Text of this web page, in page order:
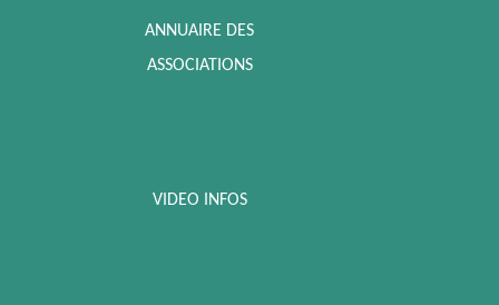
ANNUAIRE DES
ASSOCIATIONS
VIDEO INFOS